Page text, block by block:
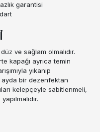
garantisi
ve sağlam olmalıdır.
kapağı ayrıca temin
yıkanıp
ayda bir dezenfektan
kelepçeyle sabitlenmeli,